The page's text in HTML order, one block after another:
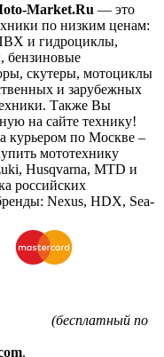
Market.Ru — это
по низким ценам:
и гидроциклы,
бензиновые
скутеры, мотоциклы
и зарубежных
Также Вы
на сайте технику!
курьером по Москве –
мототехнику
Husqvarna, MTD и
российских
Nexus, HDX, Sea-
(бесплатный по
.